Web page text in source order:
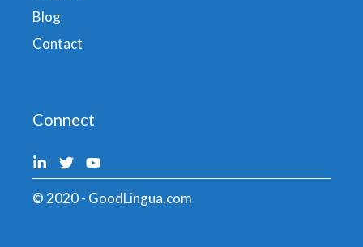
Blog
Contact
Connect
© 2020 - GoodLingua.com